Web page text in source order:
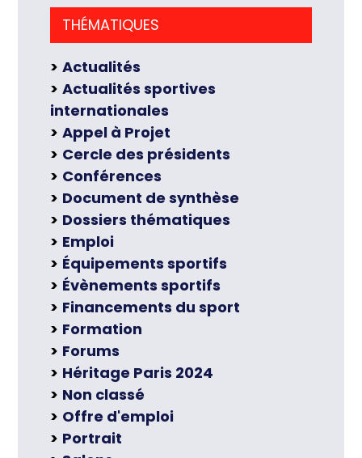
THÉMATIQUES
Actualités
Actualités sportives
internationales
Appel à Projet
Cercle des présidents
Conférences
Document de synthèse
Dossiers thématiques
Emploi
Équipements sportifs
Évènements sportifs
Financements du sport
Formation
Forums
Héritage Paris 2024
Non classé
Offre d'emploi
Portrait